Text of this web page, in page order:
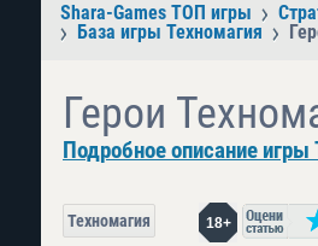
Shara-Games ТОП игры
База игры Техномагия
Герои
Подробное описание игры
Техномагия 18+